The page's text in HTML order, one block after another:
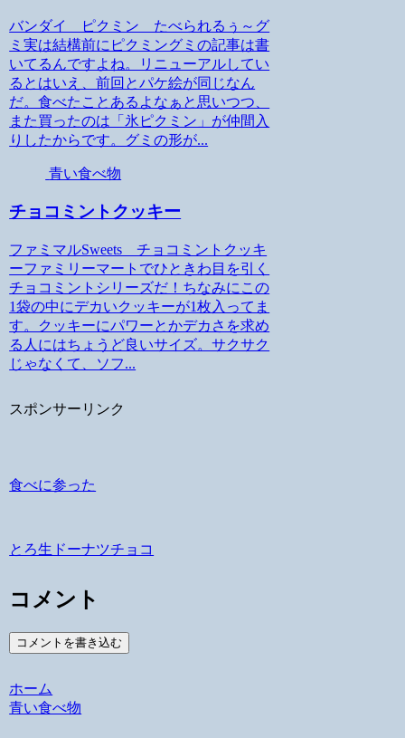
バンダイ ピクミン たべられるぅ～グ
ミ実は結構前にピクミングミの記事は書
いてるんですよね。リニューアルしてい
るとはいえ、前回とパケ絵が同じなん
だ。食べたことあるよなぁと思いつつ、
また買ったのは「氷ピクミン」が仲間入
りしたからです。グミの形が...
青い食べ物
チョコミントクッキー
ファミマルSweets チョコミントクッキ
ーファミリーマートでひときわ目を引く
チョコミントシリーズだ！ちなみにこの
1袋の中にデカいクッキーが1枚入ってま
す。クッキーにパワーとかデカさを求め
る人にはちょうど良いサイズ。サクサク
じゃなくて、ソフ...
スポンサーリンク
食べに参った
とろ生ドーナツチョコ
コメント
コメントを書き込む
ホーム
青い食べ物